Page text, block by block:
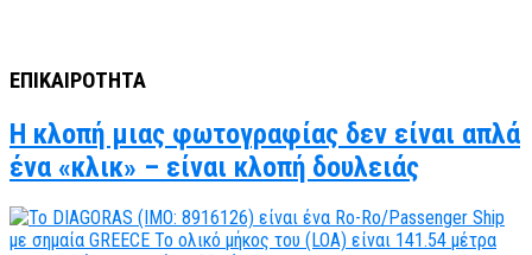
ΕΠΙΚΑΙΡΟΤΗΤΑ
Η κλοπή μιας φωτογραφίας δεν είναι απλά
ένα «κλικ» – είναι κλοπή δουλειάς